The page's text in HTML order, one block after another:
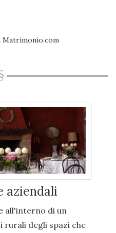
aziendali
all'interno di un
rurali degli spazi che